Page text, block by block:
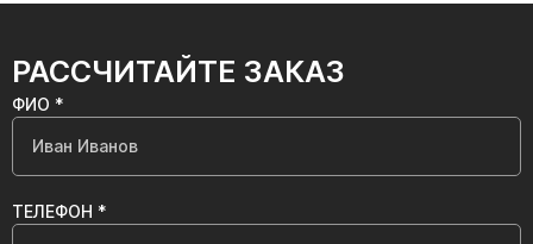
РАССЧИТАЙТЕ ЗАКАЗ
ФИО *
ТЕЛЕФОН *